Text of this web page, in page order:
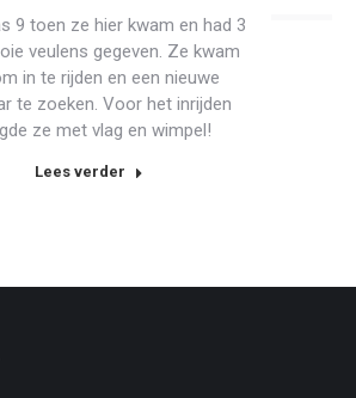
9 toen ze hier kwam en had 3
veulens gegeven. Ze kwam
in te rijden en een nieuwe
te zoeken. Voor het inrijden
ze met vlag en wimpel!
Lees verder